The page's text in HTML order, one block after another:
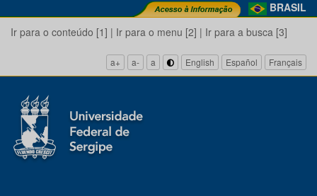
BRASIL
Ir para o conteúdo [1] | Ir para o menu [2] | Ir para a busca [3]
a+ a- a English Español Français